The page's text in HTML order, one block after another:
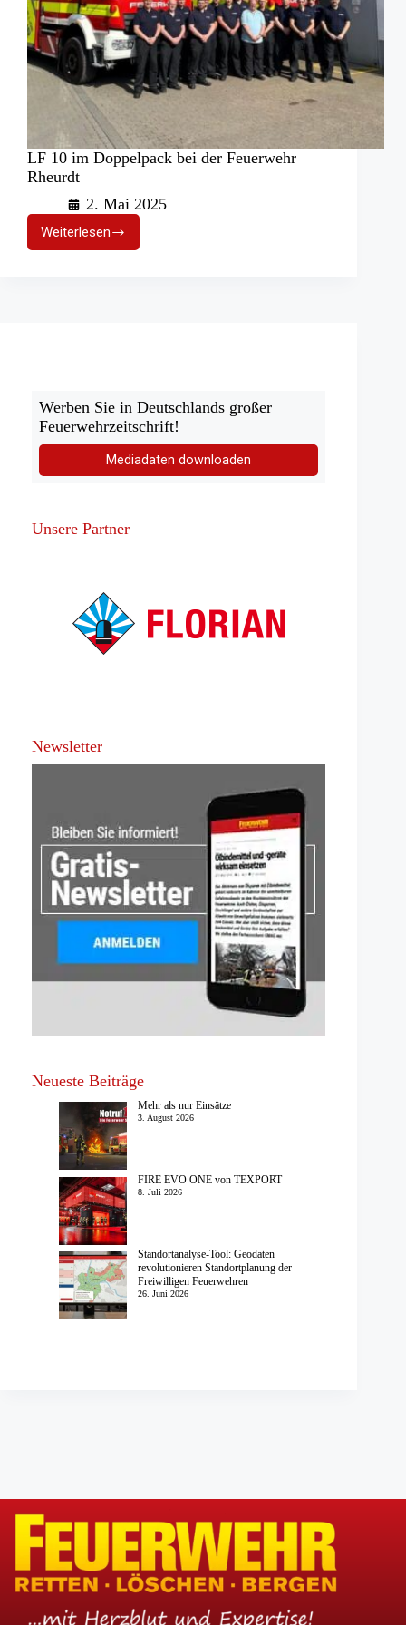
LF 10 im Doppelpack bei der Feuerwehr
Rheurdt
2. Mai 2025
Weiterlesen
LF
10
Werben Sie in Deutschlands großer
Feuerwehrzeitschrift!
Mediadaten downloaden
Unsere Partner
Newsletter
Neueste Beiträge
Mehr als nur Einsätze
3. August 2026
FIRE EVO ONE von TEXPORT
8. Juli 2026
Standortanalyse-Tool: Geodaten
revolutionieren Standortplanung der
Freiwilligen Feuerwehren
26. Juni 2026